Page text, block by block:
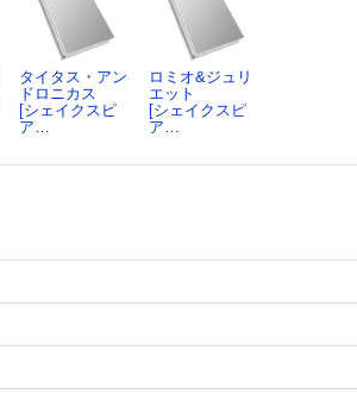
タイタス・アン
ドロニカス
[シェイクスピ
ア…
ロミオ&ジュリ
エット
[シェイクスピ
ア…